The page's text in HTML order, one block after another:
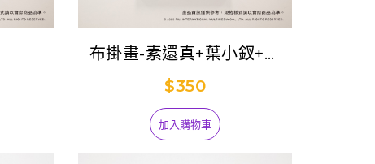
布掛畫-素還真+葉小釵+一
頁書
$350
加入購物車